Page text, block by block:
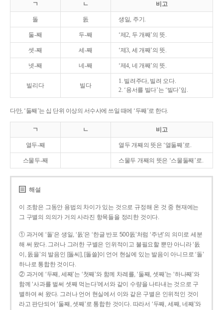
ㄱ ㄴ 비고
돌 돐 생일, 주기.
둘-째 두-째 ‘제2, 두 개째’의 뜻.
셋-째 세-째 ‘제3, 세 개째’의 뜻.
넷-째 네-째 ‘제4, 네 개째’의 뜻.
빌리다 빌다
1. 빌려주다, 빌려 오다.
2. ‘용서를 빌다’는 ‘빌다’임.
다만, ‘둘째’는 십 단위 이상의 서수사에 쓰일 때에 ‘두째’로 한다.
ㄱ ㄴ 비고
열두-째 열두 개째의 뜻은 ‘열둘째’로.
스물두-째 스물두 개째의 뜻은 ‘스물둘째’로.
해설
이 조항은 그동안 용법의 차이가 있는 것으로 규정해 온 것 중 현재에는
그 구별의 의의가 거의 사라진 항목들을 정리한 것이다.
① 과거에 ‘돌’은 생일, ‘돐’은 ‘한글 반포 500돐’처럼 ‘주년’의 의미로 세분
해 써 왔다. 그러나 그러한 구별은 인위적이고 불필요할 뿐만 아니라 ‘돐
이, 돐을’의 발음인 [돌씨], [돌쓸]이 언어 현실에 있는 발음이 아니므로 ‘돌’
하나로 통합한 것이다.
② 과거에 ‘두째, 세째’는 ‘첫째’와 함께 차례를, ‘둘째, 셋째’는 ‘하나째’와
함께 ‘사과를 벌써 셋째 먹는다’에서와 같이 수량을 나타내는 것으로 구
별하여 써 왔다. 그러나 언어 현실에서 이와 같은 구별은 인위적인 것이
라고 판단되어 ‘둘째, 셋째’로 통합한 것이다. 따라서 ‘두째, 세째, 네째’와